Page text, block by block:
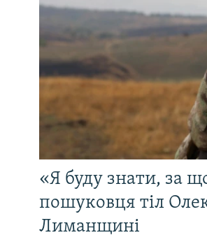
«Я буду знати, за
пошуковця тіл
Лиманщині